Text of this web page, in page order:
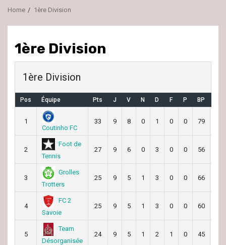
Home 1ère Division
1ère Division
1ère Division
Pos Équipe Pts J V N D F P BP
1
Coutinho FC
33 9 8 0 1 0 0 79
2
Foot de
Tennis
27 9 6 0 3 0 0 56
3
Grolles
Trotters
25 9 5 1 3 0 0 66
4
FC 2
Savoie
25 9 5 1 3 0 0 60
5
Team
Désorganisée
24 9 5 1 2 1 0 45